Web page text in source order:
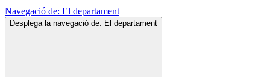
Navegació de: El departament
Desplega la navegació de: El departament